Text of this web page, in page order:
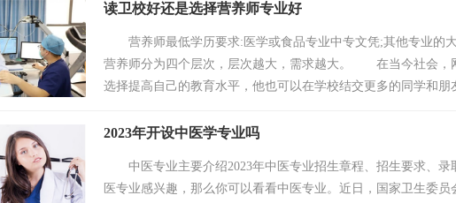
读卫校好还是选择营养师专业好
营养师最低学历要求:医学或食品专业中专文凭;其他专业的
营养师分为四个层次，层次越大，需求越大。 在当今社会，
选择提高自己的教育水平，他也可以在学校结交更多的同学和
2023年开设中医学专业吗
中医专业主要介绍2023年中医专业招生章程、招生要求、录
医专业感兴趣，那么你可以看看中医专业。近日，国家卫生委